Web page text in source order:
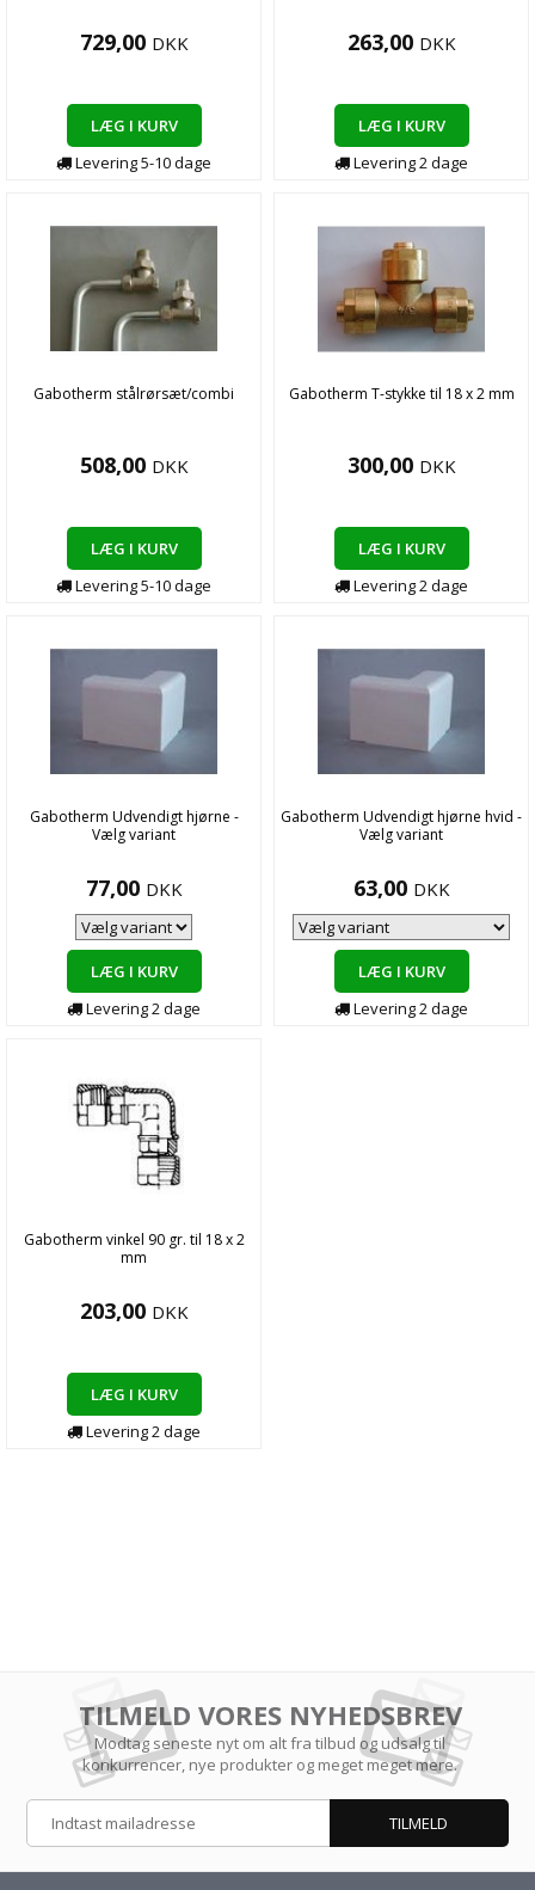
729,00 DKK
LÆG I KURV
Levering5-10dage
263,00 DKK
LÆG I KURV
Levering2dage
Gabotherm stålrørsæt/combi
508,00 DKK
LÆG I KURV
Levering5-10dage
Gabotherm T-stykke til 18 x 2 mm
300,00 DKK
LÆG I KURV
Levering2dage
Gabotherm Udvendigt hjørne -
Vælg variant
77,00 DKK
LÆG I KURV
Levering2dage
Gabotherm Udvendigt hjørne hvid -
Vælg variant
63,00 DKK
LÆG I KURV
Levering2dage
Gabotherm vinkel 90 gr. til 18 x 2
mm
203,00 DKK
LÆG I KURV
Levering2dage
TILMELD VORES NYHEDSBREV
Modtag seneste nyt om alt fra tilbud og udsalg til
konkurrencer, nye produkter og meget meget mere.